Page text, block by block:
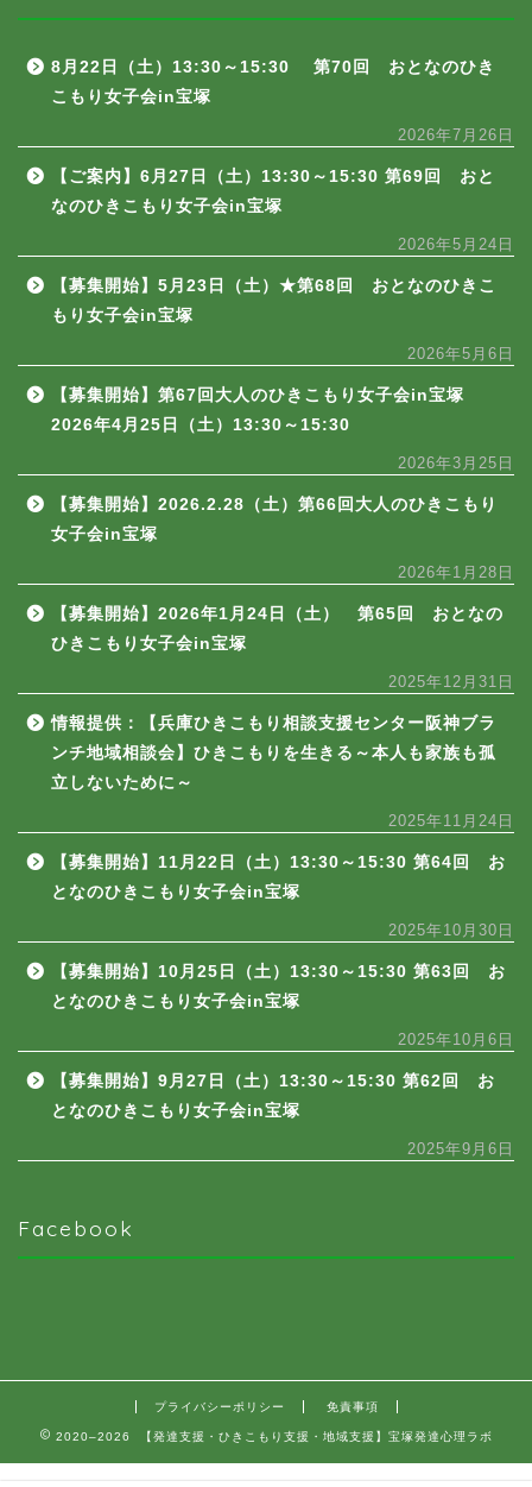
8月22日（土）13:30～15:30 第70回 おとなのひき
こもり女子会in宝塚
2026年7月26日
【ご案内】6月27日（土）13:30～15:30 第69回 おと
なのひきこもり女子会in宝塚
2026年5月24日
【募集開始】5月23日（土）★第68回 おとなのひきこ
もり女子会in宝塚
2026年5月6日
【募集開始】第67回大人のひきこもり女子会in宝塚
2026年4月25日（土）13:30～15:30
2026年3月25日
【募集開始】2026.2.28（土）第66回大人のひきこもり
女子会in宝塚
2026年1月28日
【募集開始】2026年1月24日（土） 第65回 おとなの
ひきこもり女子会in宝塚
2025年12月31日
情報提供：【兵庫ひきこもり相談支援センター阪神ブラ
ンチ地域相談会】ひきこもりを生きる～本人も家族も孤
立しないために～
2025年11月24日
【募集開始】11月22日（土）13:30～15:30 第64回 お
となのひきこもり女子会in宝塚
2025年10月30日
【募集開始】10月25日（土）13:30～15:30 第63回 お
となのひきこもり女子会in宝塚
2025年10月6日
【募集開始】9月27日（土）13:30～15:30 第62回 お
となのひきこもり女子会in宝塚
2025年9月6日
Facebook
プライバシーポリシー 免責事項
2020–2026 【発達支援・ひきこもり支援・地域支援】宝塚発達心理ラボ